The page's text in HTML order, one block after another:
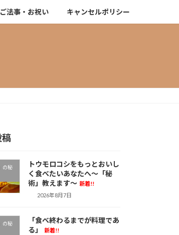
ご法事・お祝い キャンセルポリシー
の秘
トウモロコシをもっとおいし
く食べたいあなたへ～「秘
術」教えます～ 新着!!
2026年8月7日
の秘
「食べ終わるまでが料理であ
る」
新着!!